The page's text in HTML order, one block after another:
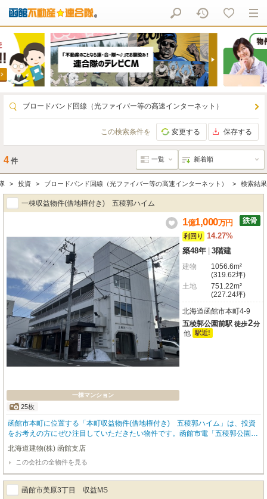
ブロードバンド回線（光ファイバー等の高速インターネット）
この検索条件を 変更する 保存する
4 件
投資 ブロードバンド回線（光ファイバー等の高速インターネット） 検索結果
一棟収益物件(借地権付き) 五稜郭ハイム
一棟マンション
25枚
1億1,000万円
利回り
14.27%
築48年 3階建
建物
1056.6m²
(319.62坪)
土地
751.22m²
(227.24坪)
北海道函館市本町4-9
五稜郭公園前駅 徒歩2分
他 駅近!
函館市本町に位置する「本町収益物件(借地権付き) 五稜郭ハイム」は、投資
をお考えの方にぜひ注目していただきたい物件です。函館市電「五稜郭公園前
駅」まで徒歩2分、「中央病院前駅」まで徒歩3分と、主要駅がすぐそばにあ
り、日々のアクセスに大変便利な立地が魅力です。周辺にはスーパーやショッ
ピングセンター、銀行などが徒歩3分圏内に揃い、生活利便性も抜群。入居者
様にとっても暮らしやすい環境が整っています。総戸数18戸の鉄骨造3階建て
アパートで、想定年間収入は約2,009万円と、安定した収益が期待できる点が
大きな魅力。現在一部賃貸中ですので、ご購入後すぐに収益が見込めるのも嬉
北海道建物(株) 函館支店
この会社の全物件を見る
函館市美原3丁目 収益MS